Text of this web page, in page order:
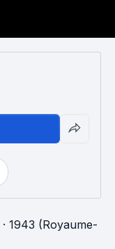
· 1943 (Royaume-